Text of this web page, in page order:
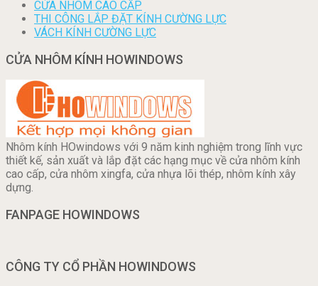
CỬA NHÔM CAO CẤP
THI CÔNG LẮP ĐẶT KÍNH CƯỜNG LỰC
VÁCH KÍNH CƯỜNG LỰC
CỬA NHÔM KÍNH HOWINDOWS
Nhôm kính HOwindows với 9 năm kinh nghiệm trong lĩnh vực
thiết kế, sản xuất và lắp đặt các hạng mục về cửa nhôm kính
cao cấp, cửa nhôm xingfa, cửa nhựa lõi thép, nhôm kính xây
dựng.
FANPAGE HOWINDOWS
CÔNG TY CỔ PHẦN HOWINDOWS